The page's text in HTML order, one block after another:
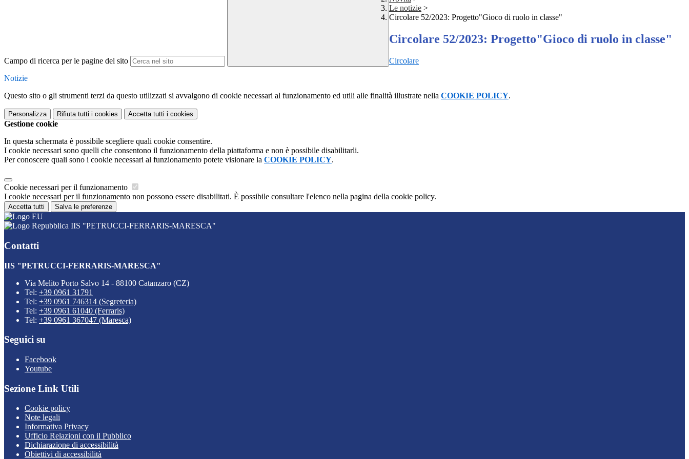
Campo di ricerca per le pagine del sito
Le notizie >
Circolare 52/2023: Progetto"Gioco di ruolo in classe"
Circolare 52/2023: Progetto"Gioco di ruolo in classe"
Circolare
Notizie
Questo sito o gli strumenti terzi da questo utilizzati si avvalgono di cookie necessari al funzionamento ed utili alle finalità illustrate nella COOKIE POLICY.
Personalizza Rifiuta tutti i cookies Accetta tutti i cookies
Gestione cookie
In questa schermata è possibile scegliere quali cookie consentire.
I cookie necessari sono quelli che consentono il funzionamento della piattaforma e non è possibile disabilitarli.
Per conoscere quali sono i cookie necessari al funzionamento potete visionare la COOKIE POLICY.
Cookie necessari per il funzionamento
I cookie necessari per il funzionamento non possono essere disabilitati. È possibile consultare l'elenco nella pagina della cookie policy.
Accetta tutti Salva le preferenze
IIS "PETRUCCI-FERRARIS-MARESCA"
Contatti
IIS "PETRUCCI-FERRARIS-MARESCA"
Via Melito Porto Salvo 14 - 88100 Catanzaro (CZ)
Tel: +39 0961 31791
Tel: +39 0961 746314 (Segreteria)
Tel: +39 0961 61040 (Ferraris)
Tel: +39 0961 367047 (Maresca)
Seguici su
Facebook
Youtube
Sezione Link Utili
Cookie policy
Note legali
Informativa Privacy
Ufficio Relazioni con il Pubblico
Dichiarazione di accessibilità
Obiettivi di accessibilità